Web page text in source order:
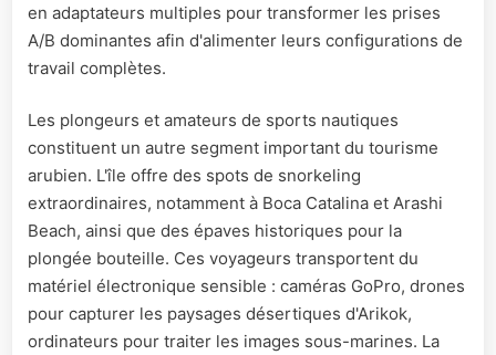
en adaptateurs multiples pour transformer les prises
A/B dominantes afin d'alimenter leurs configurations de
travail complètes.
Les plongeurs et amateurs de sports nautiques
constituent un autre segment important du tourisme
arubien. L'île offre des spots de snorkeling
extraordinaires, notamment à Boca Catalina et Arashi
Beach, ainsi que des épaves historiques pour la
plongée bouteille. Ces voyageurs transportent du
matériel électronique sensible : caméras GoPro, drones
pour capturer les paysages désertiques d'Arikok,
ordinateurs pour traiter les images sous-marines. La